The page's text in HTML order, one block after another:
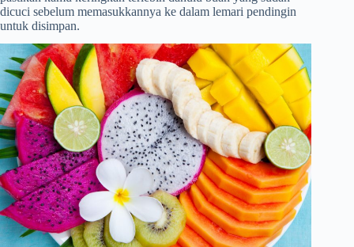
dicuci sebelum memasukkannya ke dalam lemari pendingin
untuk disimpan.